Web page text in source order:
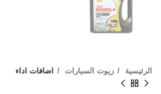
الرئيسية زيوت السيارات اضافات اداء